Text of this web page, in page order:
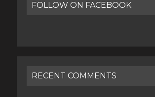
FOLLOW ON FACEBOOK
RECENT COMMENTS